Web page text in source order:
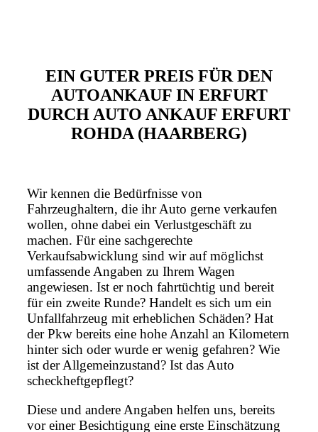
EIN GUTER PREIS FÜR DEN
AUTOANKAUF IN ERFURT
DURCH AUTO ANKAUF ERFURT
ROHDA (HAARBERG)
Wir kennen die Bedürfnisse von
Fahrzeughaltern, die ihr Auto gerne verkaufen
wollen, ohne dabei ein Verlustgeschäft zu
machen. Für eine sachgerechte
Verkaufsabwicklung sind wir auf möglichst
umfassende Angaben zu Ihrem Wagen
angewiesen. Ist er noch fahrtüchtig und bereit
für ein zweite Runde? Handelt es sich um ein
Unfallfahrzeug mit erheblichen Schäden? Hat
der Pkw bereits eine hohe Anzahl an Kilometern
hinter sich oder wurde er wenig gefahren? Wie
ist der Allgemeinzustand? Ist das Auto
scheckheftgepflegt?
Diese und andere Angaben helfen uns, bereits
vor einer Besichtigung eine erste Einschätzung